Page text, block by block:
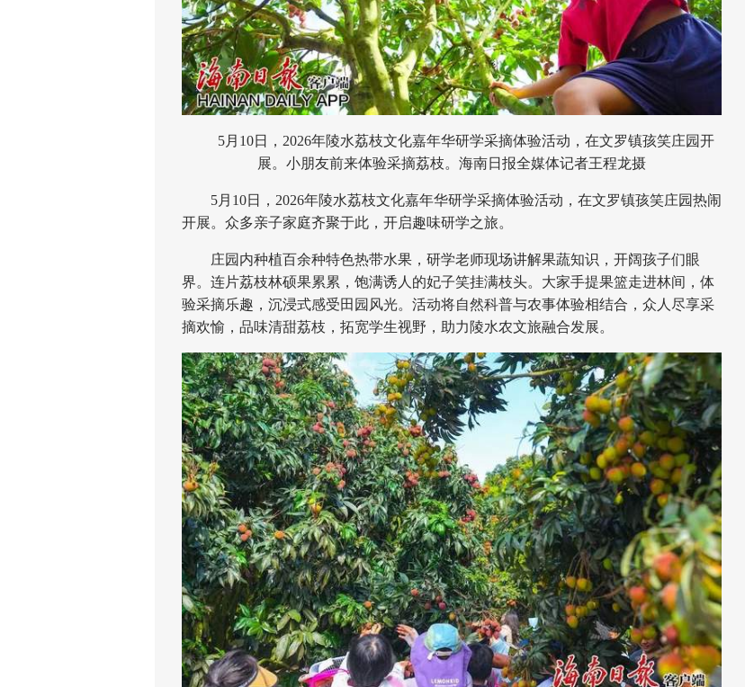
5月10日，2026年陵水荔枝文化嘉年华研学采摘体验活动，在文罗镇孩笑庄园开
展。小朋友前来体验采摘荔枝。海南日报全媒体记者王程龙摄
5月10日，2026年陵水荔枝文化嘉年华研学采摘体验活动，在文罗镇孩笑庄园热闹
开展。众多亲子家庭齐聚于此，开启趣味研学之旅。
庄园内种植百余种特色热带水果，研学老师现场讲解果蔬知识，开阔孩子们眼
界。连片荔枝林硕果累累，饱满诱人的妃子笑挂满枝头。大家手提果篮走进林间，体
验采摘乐趣，沉浸式感受田园风光。活动将自然科普与农事体验相结合，众人尽享采
摘欢愉，品味清甜荔枝，拓宽学生视野，助力陵水农文旅融合发展。